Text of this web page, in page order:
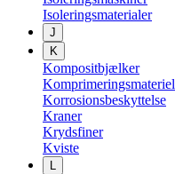
Isoleringsmaterialer
J
K
Kompositbjælker
Komprimeringsmateriel
Korrosionsbeskyttelse
Kraner
Krydsfiner
Kviste
L